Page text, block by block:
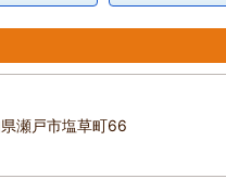
瀬戸市塩草町66